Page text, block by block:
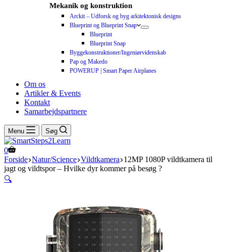
Mekanik og konstruktion
Arckit – Udforsk og byg arkitektonisk designs
Blueprint og Blueprint Snap
Blueprint
Blueprint Snap
Byggekonstruktioner/Ingeniørvidenskab
Pap og Makedo
POWERUP | Smart Paper Airplanes
Om os
Artikler & Events
Kontakt
Samarbejdspartnere
Menu Søg
0
Forside Natur/Science Vildtkamera 12MP 1080P vildtkamera til
jagt og vildtspor – Hvilke dyr kommer på besøg ?
🔍